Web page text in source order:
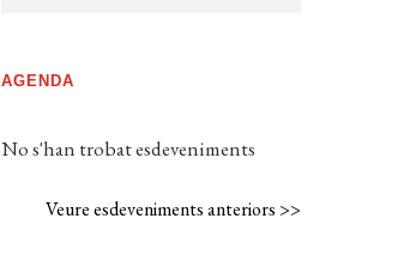
AGENDA
No s'han trobat esdeveniments
Veure esdeveniments anteriors >>